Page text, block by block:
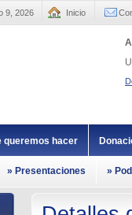
9, 2026 Inicio
queremos hacer
» Presentaciones »